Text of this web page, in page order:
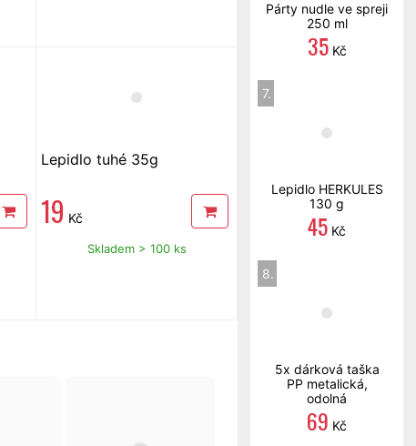
Lepidlo tuhé 35g
19 Kč
Skladem > 100 ks
Párty nudle ve spreji
250 ml
35Kč
7.
Lepidlo HERKULES
130 g
45 Kč
8.
5x dárková taška
PP metalická,
odolná
69 Kč